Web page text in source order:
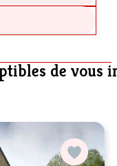
de vous